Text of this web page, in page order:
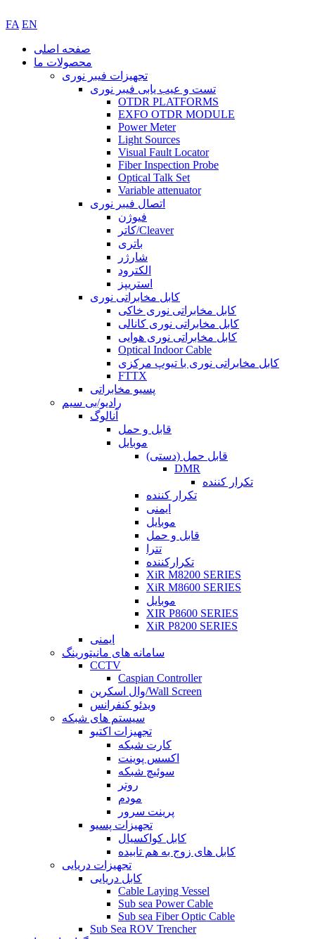
FA EN
صفحه اصلی
محصولات ما
تجهیزات فیبر نوری
تست و عیب یابی فیبر نوری
OTDR PLATFORMS
EXFO OTDR MODULE
Power Meter
Light Sources
Visual Fault Locator
Fiber Inspection Probe
Optical Talk Set
Variable attenuator
اتصال فیبر نوری
فیوژن
کاتر/Cleaver
باتری
شارژر
الکترود
استریپز
کابل مخابراتی نوری
کابل مخابراتی نوری خاکی
کابل مخابراتی نوری کانالی
کابل مخابراتی نوری هوایی
Optical Indoor Cable
کابل مخابراتی نوری با تیوپ مرکزی
FTTX
پسیو مخابراتی
رادیو/بی سیم
آنالوگ
قابل و حمل
موبایل
قابل حمل (دستی)
DMR
تکرار کننده
تکرار کننده
ایمنی
موبایل
قابل و حمل
تترا
تکرارکننده
XiR M8200 SERIES
XiR M8600 SERIES
موبایل
XIR P8600 SERIES
XiR P8200 SERIES
ایمنی
سامانه های مانیتورینگ
CCTV
Caspian Controller
وال اسکرین/Wall Screen
ویدئو کنفرانس
سیستم های شبکه
تجهیزات اکتیو
کارت شبکه
اکسس پوینت
سوئیچ شبکه
روتر
مودم
پرینت سرور
تجهیزات پسیو
کابل کواکسیال
کابل های زوج به هم تابیده
تجهیزات دریایی
کابل دریایی
Cable Laying Vessel
Sub sea Power Cable
Sub sea Fiber Optic Cable
Sub Sea ROV Trencher